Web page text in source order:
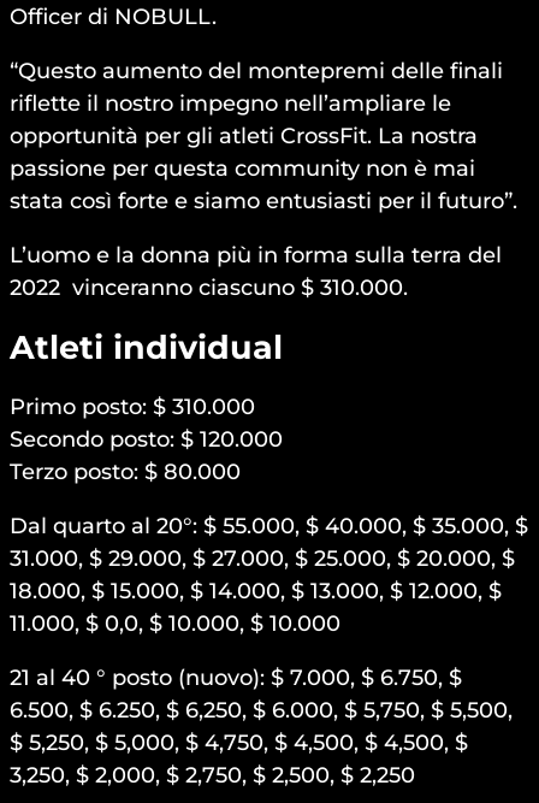
Officer di NOBULL.
“Questo aumento del montepremi delle finali
riflette il nostro impegno nell’ampliare le
opportunità per gli atleti CrossFit. La nostra
passione per questa community non è mai
stata così forte e siamo entusiasti per il futuro”.
L’uomo e la donna più in forma sulla terra del
2022 vinceranno ciascuno $ 310.000.
Atleti individual
Primo posto: $ 310.000
Secondo posto: $ 120.000
Terzo posto: $ 80.000
Dal quarto al 20°: $ 55.000, $ 40.000, $ 35.000, $
31.000, $ 29.000, $ 27.000, $ 25.000, $ 20.000, $
18.000, $ 15.000, $ 14.000, $ 13.000, $ 12.000, $
11.000, $ 0,0, $ 10.000, $ 10.000
21 al 40 ° posto (nuovo): $ 7.000, $ 6.750, $
6.500, $ 6.250, $ 6,250, $ 6.000, $ 5,750, $ 5,500,
$ 5,250, $ 5,000, $ 4,750, $ 4,500, $ 4,500, $
3,250, $ 2,000, $ 2,750, $ 2,500, $ 2,250